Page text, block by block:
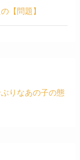
【問題】
りなあの子の態